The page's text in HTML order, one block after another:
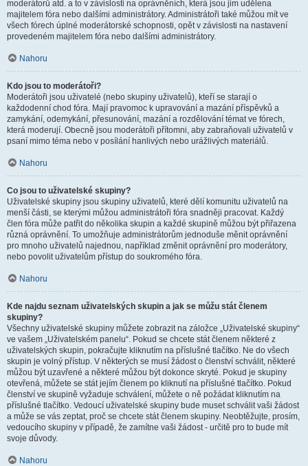
moderátorů atd. a to v závislosti na oprávněních, která jsou jim udělena
majitelem fóra nebo dalšími administrátory. Administrátoři také můžou mít ve
všech fórech úplné moderátorské schopnosti, opět v závislosti na nastavení
provedeném majitelem fóra nebo dalšími administrátory.
Nahoru
Kdo jsou to moderátoři?
Moderátoři jsou uživatelé (nebo skupiny uživatelů), kteří se starají o
každodenní chod fóra. Mají pravomoc k upravování a mazání příspěvků a
zamykání, odemykání, přesunování, mazání a rozdělování témat ve fórech,
která moderují. Obecně jsou moderátoři přítomni, aby zabraňovali uživatelů v
psaní mimo téma nebo v posílání hanlivých nebo urážlivých materiálů.
Nahoru
Co jsou to uživatelské skupiny?
Uživatelské skupiny jsou skupiny uživatelů, které dělí komunitu uživatelů na
menší části, se kterými můžou administrátoři fóra snadněji pracovat. Každý
člen fóra může patřit do několika skupin a každé skupině můžou být přiřazena
různá oprávnění. To umožňuje administrátorům jednoduše měnit oprávnění
pro mnoho uživatelů najednou, například změnit oprávnění pro moderátory,
nebo povolit uživatelům přístup do soukromého fóra.
Nahoru
Kde najdu seznam uživatelských skupin a jak se můžu stát členem
skupiny?
Všechny uživatelské skupiny můžete zobrazit na záložce „Uživatelské skupiny“
ve vašem „Uživatelském panelu“. Pokud se chcete stát členem některé z
uživatelských skupin, pokračujte kliknutím na příslušné tlačítko. Ne do všech
skupin je volný přístup. V některých se musí žádost o členství schválit, některé
můžou být uzavřené a některé můžou být dokonce skryté. Pokud je skupiny
otevřená, můžete se stát jejím členem po kliknutí na příslušné tlačítko. Pokud
členství ve skupině vyžaduje schválení, můžete o ně požádat kliknutím na
příslušné tlačítko. Vedoucí uživatelské skupiny bude muset schválit vaši žádost
a může se vás zeptat, proč se chcete stát členem skupiny. Neobtěžujte, prosím,
vedoucího skupiny v případě, že zamítne vaši žádost - určitě pro to bude mít
svoje důvody.
Nahoru